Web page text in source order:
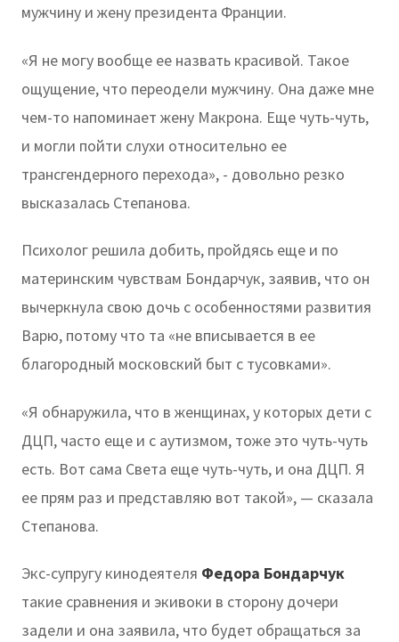
мужчину и жену президента Франции.
«Я не могу вообще ее назвать красивой. Такое
ощущение, что переодели мужчину. Она даже мне
чем-то напоминает жену Макрона. Еще чуть-чуть,
и могли пойти слухи относительно ее
трансгендерного перехода», - довольно резко
высказалась Степанова.
Психолог решила добить, пройдясь еще и по
материнским чувствам Бондарчук, заявив, что он
вычеркнула свою дочь с особенностями развития
Варю, потому что та «не вписывается в ее
благородный московский быт с тусовками».
«Я обнаружила, что в женщинах, у которых дети с
ДЦП, часто еще и с аутизмом, тоже это чуть-чуть
есть. Вот сама Света еще чуть-чуть, и она ДЦП. Я
ее прям раз и представляю вот такой», — сказала
Степанова.
Экс-супругу кинодеятеля Федора Бондарчук
такие сравнения и экивоки в сторону дочери
задели и она заявила, что будет обращаться за